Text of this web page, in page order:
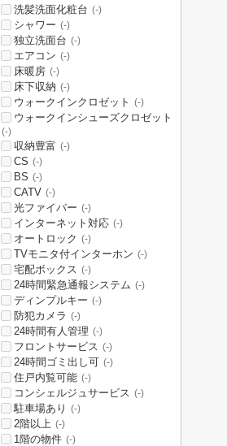
洗髪洗面化粧台 (-)
シャワー (-)
独立洗面台 (-)
エアコン (-)
床暖房 (-)
床下収納 (-)
ウォークインクロゼット (-)
ウォークインシューズクロゼット
(-)
収納豊富 (-)
CS (-)
BS (-)
CATV (-)
光ファイバー (-)
インターネット対応 (-)
オートロック (-)
TVモニタ付インターホン (-)
宅配ボックス (-)
24時間緊急通報システム (-)
ディンプルキー (-)
防犯カメラ (-)
24時間有人管理 (-)
フロントサービス (-)
24時間ゴミ出し可 (-)
住戸内覧可能 (-)
コンシェルジュサービス (-)
駐車場あり (-)
2階以上 (-)
1階の物件 (-)